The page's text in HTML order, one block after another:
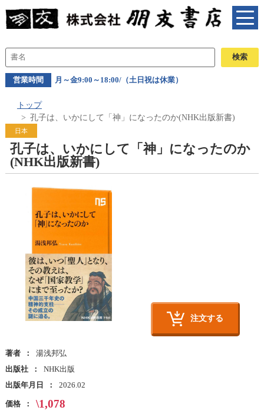
営業時間 月～金9:00～18:00/（土日祝は休業）
トップ
孔子は、いかにして「神」になったのか(NHK出版新書)
日本
孔子は、いかにして「神」になったのか
(NHK出版新書)
注文する
著者
湯浅邦弘
出版社
NHK出版
出版年月日
2026.02
価格 \1,078